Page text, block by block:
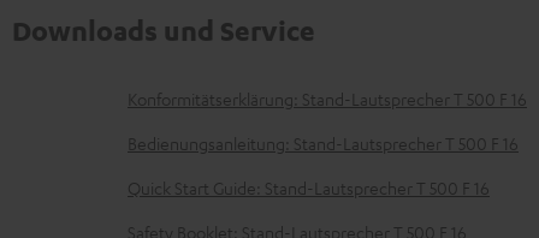
Downloads und Service
D
o
u
Konformitätserklärung: Stand-Lautsprecher T 500 F 16
Bedienungsanleitung: Stand-Lautsprecher T 500 F 16
Quick Start Guide: Stand-Lautsprecher T 500 F 16
Safety Booklet: Stand-Lautsprecher T 500 F 16